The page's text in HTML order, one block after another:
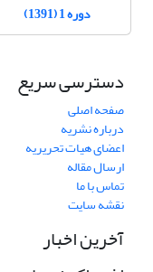
دوره 1 (1391)
دسترسی سریع
صفحه اصلی
درباره نشریه
اعضای هیات تحریریه
ارسال مقاله
تماس با ما
نقشه سایت
آخرین اخبار